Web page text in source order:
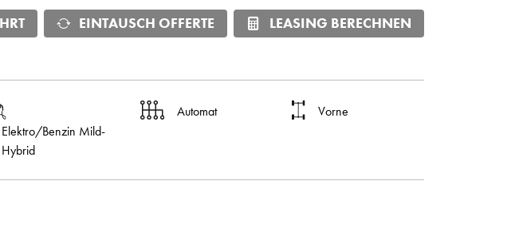
EINTAUSCH OFFERTE LEASING BERECHNEN
Elektro/Benzin Mild-
Hybrid
Automat Vorne